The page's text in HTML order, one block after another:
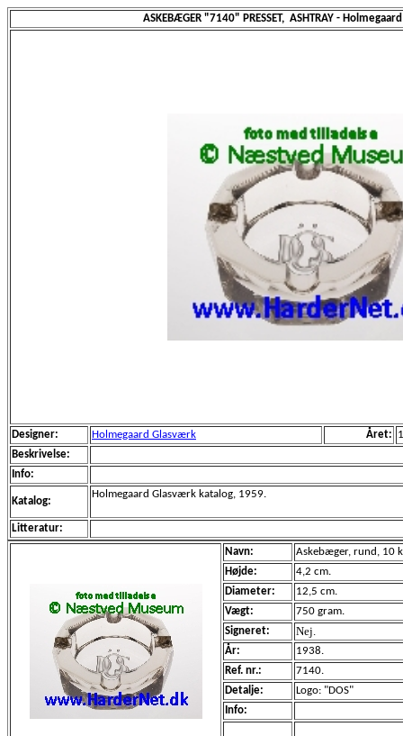
ASKEBÆGER "7140" PRESSET, ASHTRAY -
Designer: Holmegaard Glasværk Året:
Beskrivelse:
Info:
Katalog:
Holmegaard Glasværk katalog, 1959.
Litteratur:
Navn:
Askebæger, rund, 10
Højde:
4,2 cm.
Diameter:
12,5 cm.
Vægt:
750 gram.
Signeret:
Nej.
År:
1938.
Ref. nr.:
7140.
Detalje:
Logo: "DOS"
Info: